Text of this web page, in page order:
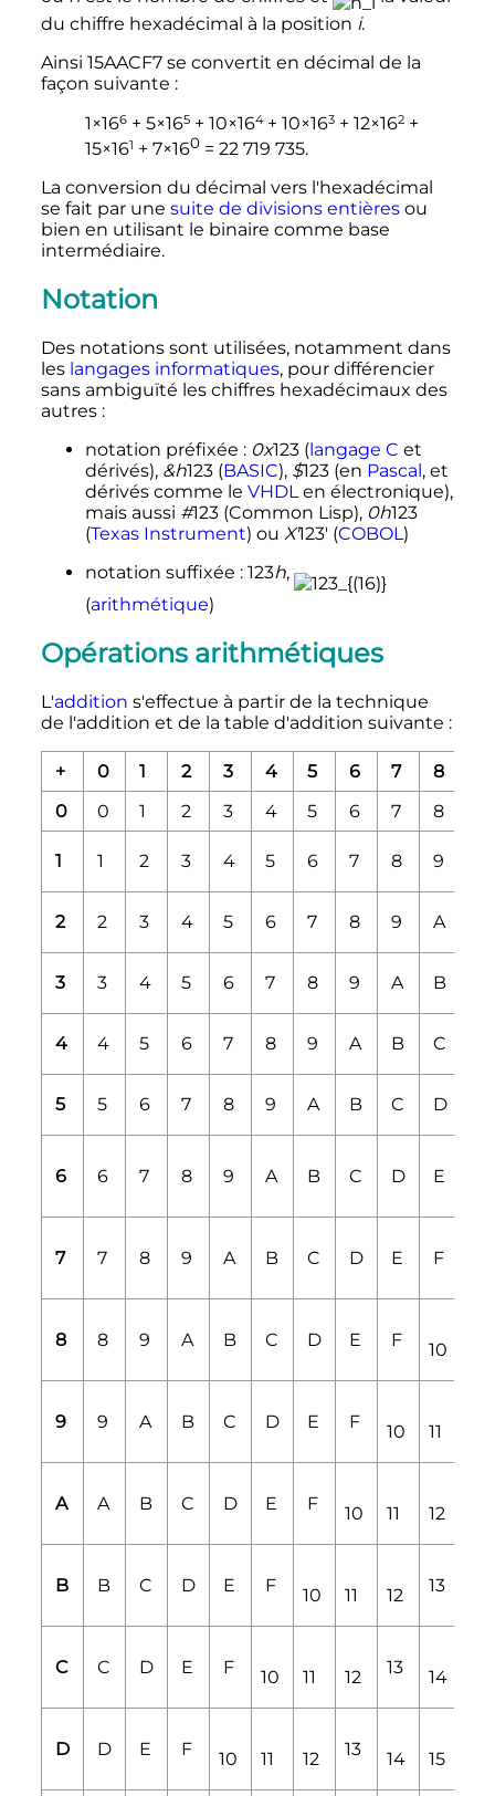
du chiffre hexadécimal à la position i.
Ainsi 15AACF7 se convertit en décimal de la
façon suivante :
1×166+ 5×165+ 10×164+ 10×163+ 12×162+
15×161 + 7×160= 22 719 735.
La conversion du décimal vers l'hexadécimal
se fait par une suite de divisions entièresou
bien en utilisant le binaire comme base
intermédiaire.
Notation
Des notations sont utilisées, notamment dans
les langages informatiques, pour différencier
sans ambiguïté les chiffres hexadécimaux des
autres :
notation préfixée : 0x123 (langage C et
dérivés), &h123 (BASIC), $123 (en Pascal , et
dérivés comme le VHDLen électronique),
mais aussi #123 (Common Lisp), 0h123
(Texas Instrument) ou X'123' (COBOL)
notation suffixée : 123h,
(arithmétique)
Opérations arithmétiques
L'addition s'effectue à partir de la technique
de l'addition et de la table d'addition suivante :
+ 0 1 2 3 4 5 6 7 8
0
0 1 2 3 4 5 6 7 8
1 1 2 3 4 5 6 7 8 9
2 2 3 4 5 6 7 8 9 A
3 3 4 5 6 7 8 9 A B
4 4 5 6 7 8 9 A B C
5 5 6 7 8 9 A B C D
6 6 7 8 9 A B C D E
7 7 8 9 A B C D E F
8 8 9 A B C D E F 10
9 9 A B C D E F 10 11
A A B C D E F 10 11 12
B B C D E F 10 11 12 13
C C D E F 10 11 12 13 14
D D E F 10 11 12 13 14 15